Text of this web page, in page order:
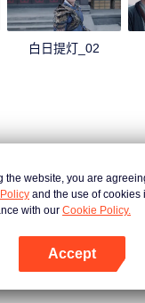
白日提灯_02
the website, you are
and the use of cookies
with our Cookie Policy.
Accept